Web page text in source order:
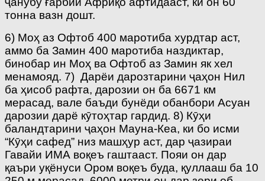
тонна вазн дошт.
6) Моҳ аз Офтоб 400 маротиба хурдтар аст,
аммо ба Замин 400 маротиба наздиктар,
бинобар ин Моҳ ва Офтоб аз Замин як хел
менамояд. 7) Дарёи дарозтарини ҷаҳон Нил
ба ҳисоб рафта, дарозии он ба 6671 км
мерасад, вале баъди бунёди обанбори Асуан
дарозии дарё кӯтоҳтар гардид. 8) Кӯҳи
баландтарини ҷаҳон Мауна-Кеа, ки бо исми
“Кӯҳи сафед” низ машҳур аст, дар ҷазираи
Гавайи ИМА воқеъ гаштааст. Пояи он дар
қаъри уқёнуси Ором воқеъ буда, қуллааш ба 10